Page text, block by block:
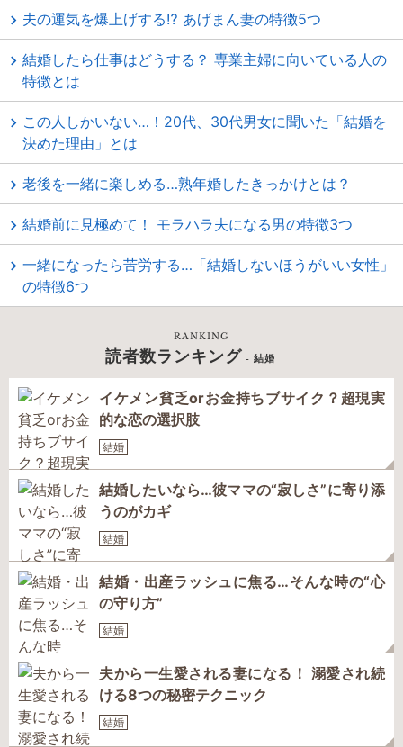
夫の運気を爆上げする⁉ あげまん妻の特徴5つ
結婚したら仕事はどうする？ 専業主婦に向いている人の
特徴とは
この人しかいない…！20代、30代男女に聞いた「結婚を
決めた理由」とは
老後を一緒に楽しめる…熟年婚したきっかけとは？
結婚前に見極めて！ モラハラ夫になる男の特徴3つ
一緒になったら苦労する…「結婚しないほうがいい女性」
の特徴6つ
RANKING
読者数ランキング - 結婚
イケメン貧乏orお金持ちブサイク？超現実
的な恋の選択肢
結婚
結婚したいなら…彼ママの“寂しさ”に寄り添
うのがカギ
結婚
結婚・出産ラッシュに焦る…そんな時の“心
の守り方”
結婚
夫から一生愛される妻になる！ 溺愛され続
ける8つの秘密テクニック
結婚